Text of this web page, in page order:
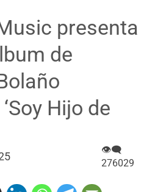
presenta
de
Hijo de
👁‍🗨
276029